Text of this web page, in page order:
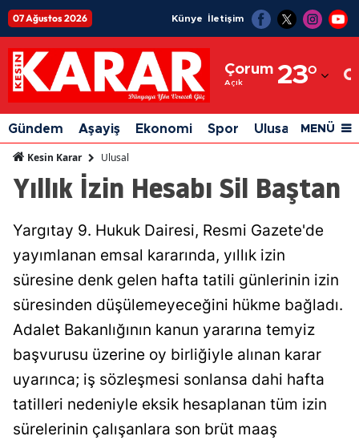
07 Ağustos 2026 Künye İletişim
Çorum
Açık 23°
Adıyaman
Afyonkarahisar
Ağrı
Amasya
Antalya
Artvin
Aydın
Bilecik
Bingöl
Gündem Aşayiş Ekonomi Spor Ulusal Siyaset
MENÜ
Kesin Karar Ulusal
Yıllık İzin Hesabı Sil Baştan
Yargıtay 9. Hukuk Dairesi, Resmi Gazete'de
yayımlanan emsal kararında, yıllık izin
süresine denk gelen hafta tatili günlerinin izin
süresinden düşülemeyeceğini hükme bağladı.
Adalet Bakanlığının kanun yararına temyiz
başvurusu üzerine oy birliğiyle alınan karar
uyarınca; iş sözleşmesi sonlansa dahi hafta
tatilleri nedeniyle eksik hesaplanan tüm izin
sürelerinin çalışanlara son brüt maaş